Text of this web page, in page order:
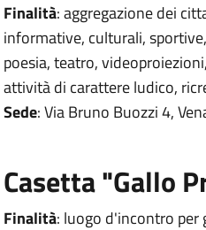
Finalità: aggregazione dei
informative, culturali,
poesia, teatro,
attività di carattere ludico,
Sede: Via Bruno Buozzi 4,
Casetta "Gallo
Finalità: luogo d'incontro per